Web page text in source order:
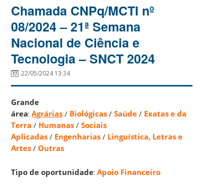
Chamada CNPq/MCTI nº
08/2024 – 21ª Semana
Nacional de Ciência e
Tecnologia – SNCT 2024
22/05/2024 13:34
Grande
área:Agrárias / Biológicas /Saúde / Exatas e da
Terra / Humanas /Sociais
Aplicadas / Engenharias / Linguística, Letras e
Artes /Outras
Tipo de oportunidade:Apoio Financeiro